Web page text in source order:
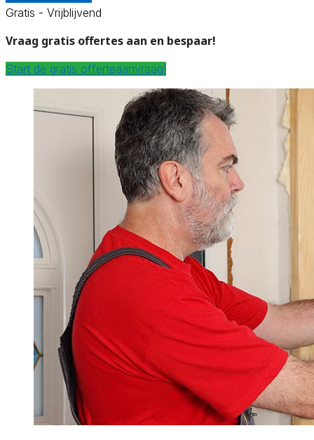
Gratis - Vrijblijvend
Vraag gratis offertes aan en bespaar!
Start de gratis offerteaanvraag!